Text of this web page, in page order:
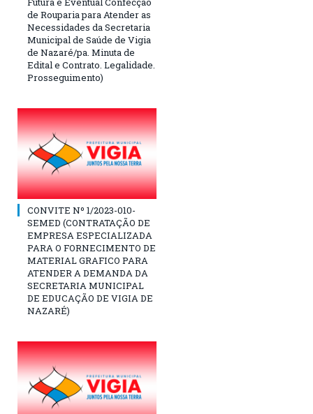
de Rouparia para Atender as
Necessidades da Secretaria
Municipal de Saúde de Vigia
de Nazaré/pa. Minuta de
Edital e Contrato. Legalidade.
Prosseguimento)
CONVITE Nº 1/2023-010-
SEMED (CONTRATAÇÃO DE
EMPRESA ESPECIALIZADA
PARA O FORNECIMENTO DE
MATERIAL GRAFICO PARA
ATENDER A DEMANDA DA
SECRETARIA MUNICIPAL
DE EDUCAÇÃO DE VIGIA DE
NAZARÉ)